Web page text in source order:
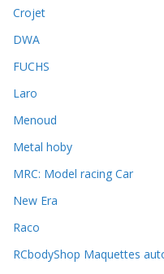
Crojet
DWA
FUCHS
Laro
Menoud
Metal hoby
MRC: Model racing Car
New Era
Raco
RCbodyShop Maquettes